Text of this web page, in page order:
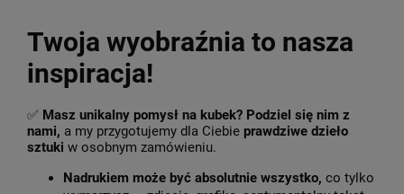
Twoja wyobraźnia to nasza
inspiracja!
✅ Masz unikalny pomysł na kubek? Podziel się nim z
nami, a my przygotujemy dla Ciebie prawdziwe dzieło
sztuki w osobnym zamówieniu.
Nadrukiem może być absolutnie wszystko, co tylko